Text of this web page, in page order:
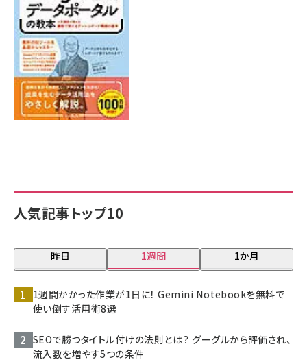
人気記事トップ10
昨日 1週間 1か月
1週間かかった作業が1日に！ Gemini Notebookを無料で
使い倒す活用術8選
SEOで勝つタイトル付けの法則とは？ グーグルから評価され、
流入数を増やす5つの条件
7月31日 10:00